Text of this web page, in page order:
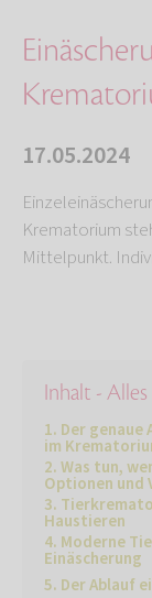
17.05.2024
Krematorium
Mittelpunkt.
Inhalt -
Der genaue
im
Was tun,
Optionen und
Haustieren
Moderne
Einäscherung
Der Ablauf